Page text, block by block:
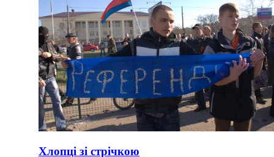
Хлопці зі стрічкою